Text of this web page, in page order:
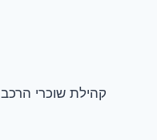
© 2026 קהילת